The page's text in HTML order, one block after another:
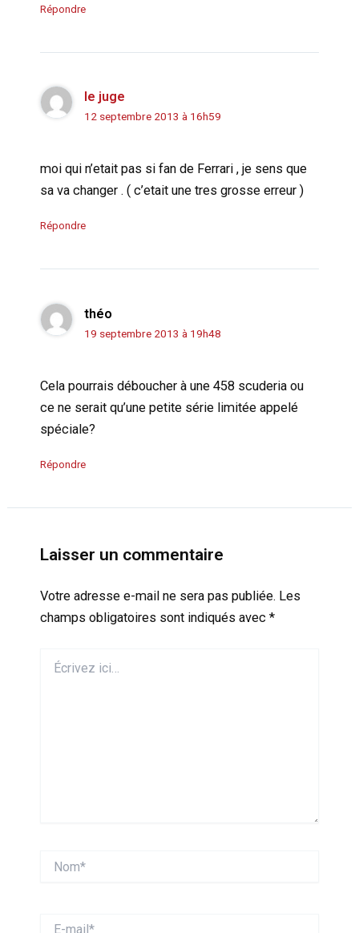
Répondre
le juge
12 septembre 2013 à 16h59
moi qui n’etait pas si fan de Ferrari , je sens que
sa va changer . ( c’etait une tres grosse erreur )
Répondre
théo
19 septembre 2013 à 19h48
Cela pourrais déboucher à une 458 scuderia ou
ce ne serait qu’une petite série limitée appelé
spéciale?
Répondre
Laisser un commentaire
Votre adresse e-mail ne sera pas publiée. Les
champs obligatoires sont indiqués avec *
ici…